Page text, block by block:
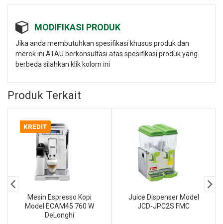
MODIFIKASI PRODUK
Jika anda membutuhkan spesifikasi khusus produk dan
merek ini ATAU berkonsultasi atas spesifikasi produk yang
berbeda silahkan klik kolom ini
Produk Terkait
KREDIT
Mesin Espresso Kopi
Model ECAM45 760 W
DeLonghi
Juice Dispenser Model
JCD-JPC2S FMC